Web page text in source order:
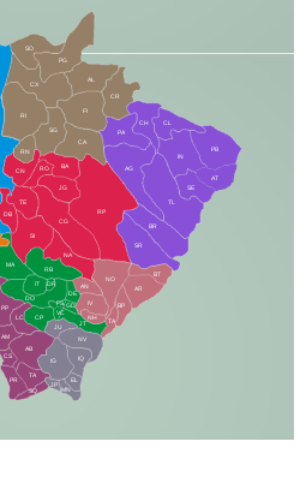
CX
RI
AL
CR
FI
SG
BA
CA
PA
CH CL
PB
SE
TL
AG
BR
SR
BT
AR
RP
RO
JG
CG
SI
NA
TA
NH
JT
RB
MA
IT
DR
DO
CP
JU
NV
IQ
EL
PP
LC
AM
AB
JP
DB
TE
CS
PR
TA
SQ
IG
MN
IN
NO
BP
RN
CN
AN
IV
FS
VC
GD
DE
AT
PG
SO